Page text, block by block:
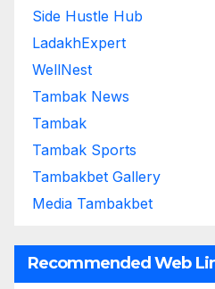
Side Hustle Hub
LadakhExpert
WellNest
Tambak News
Tambak
Tambak Sports
Tambakbet Gallery
Media Tambakbet
Recommended Web